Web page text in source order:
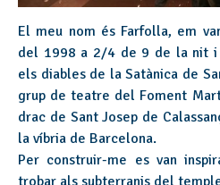
El meu nom és Farfolla, em
del 1998 a 2/4 de 9 de la nit i
els diables de la Satànica de
grup de teatre del Foment
drac de Sant Josep de
la víbria de Barcelona.
Per construir-me es van
trobar als subterranis del